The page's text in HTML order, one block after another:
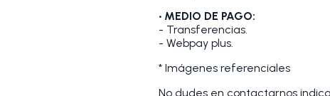
• MEDIO DE PAGO:
- Transferencias.
- Webpay plus.
* Imágenes referenciales
No dudes en contactarnos